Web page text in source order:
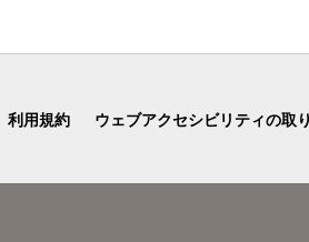
利用規約 ウェブアクセシビリティの取